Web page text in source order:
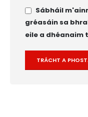
Sábháil
gréasáin sa
eile a dhéanaim